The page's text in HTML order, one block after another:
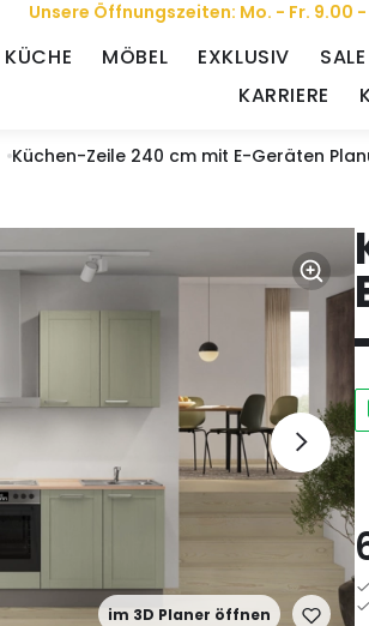
Unsere Öffnungszeiten: Mo. - Fr. 9.00 -
KÜCHE MÖBEL EXKLUSIV SALE
KARRIERE
Küchen-Zeile 240 cm mit E-Geräten
im 3D Planer öffnen